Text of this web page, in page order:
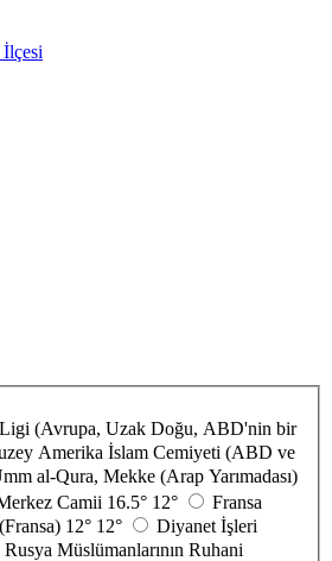
(Avrupa, Uzak Doğu, ABD'nin bir
Amerika İslam Cemiyeti (ABD ve
al-Qura, Mekke (Arap Yarımadası)
Camii 16.5° 12°
Fransa
12° 12°
Diyanet İşleri
Rusya Müslümanlarının Ruhani